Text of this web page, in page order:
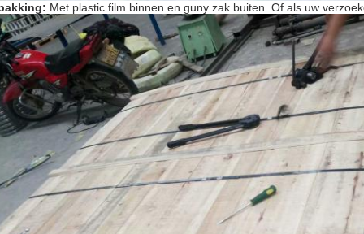
Met plastic film binnen en guny zak buiten. Of als uw